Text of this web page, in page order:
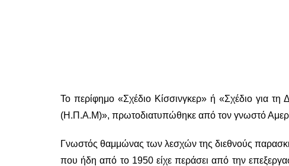
Το περίφημο «Σχέδιο Κίσσινγκερ» ή «Σχέδιο για
(Η.Π.Α.Μ)», πρωτοδιατυπώθηκε από τον γνωστό
Γνωστός θαμμώνας των λεσχών της διεθνούς
που ήδη από το 1950 είχε περάσει από την